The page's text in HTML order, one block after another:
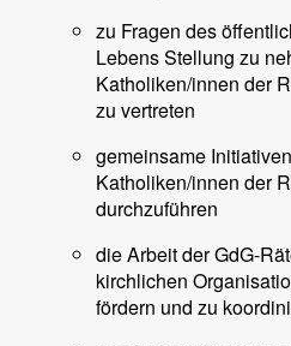
zu Fragen des
Lebens Stellung zu
Katholiken/innen der
zu vertreten
gemeinsame
Katholiken/innen der
durchzuführen
die Arbeit der GdG-
kirchlichen
fördern und zu